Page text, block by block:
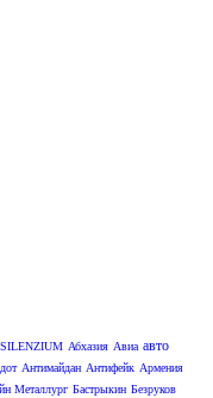
SILENZIUM Абхазия Авиа авто
Антимайдан Антифейк Армения
Металлург Бастрыкин Безруков